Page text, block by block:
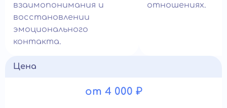
взаимопонимания и
восстановлении
эмоционального
контакта.
отношениях.
Цена
от 4 000 ₽